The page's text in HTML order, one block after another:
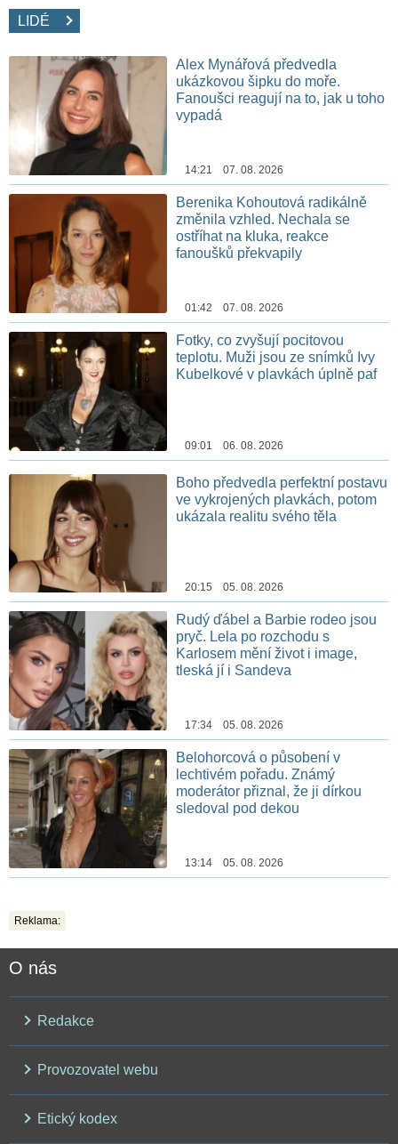
LIDÉ
Alex Mynářová předvedla
ukázkovou šipku do moře.
Fanoušci reagují na to, jak u toho
vypadá
14:21 07. 08. 2026
Berenika Kohoutová radikálně
změnila vzhled. Nechala se
ostříhat na kluka, reakce
fanoušků překvapily
01:42 07. 08. 2026
Fotky, co zvyšují pocitovou
teplotu. Muži jsou ze snímků Ivy
Kubelkové v plavkách úplně paf
09:01 06. 08. 2026
Boho předvedla perfektní postavu
ve vykrojených plavkách, potom
ukázala realitu svého těla
20:15 05. 08. 2026
Rudý ďábel a Barbie rodeo jsou
pryč. Lela po rozchodu s
Karlosem mění život i image,
tleská jí i Sandeva
17:34 05. 08. 2026
Belohorcová o působení v
lechtivém pořadu. Známý
moderátor přiznal, že ji dírkou
sledoval pod dekou
13:14 05. 08. 2026
Reklama:
O nás
Redakce
Provozovatel webu
Etický kodex